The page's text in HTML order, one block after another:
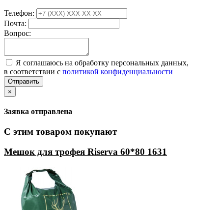
Телефон:
Почта:
Вопрос:
Я соглашаюсь на обработку персональных данных,
в соответствии с политикой конфиденциальности
Отправить
×
Заявка отправлена
С этим товаром покупают
Мешок для трофея Riserva 60*80 1631